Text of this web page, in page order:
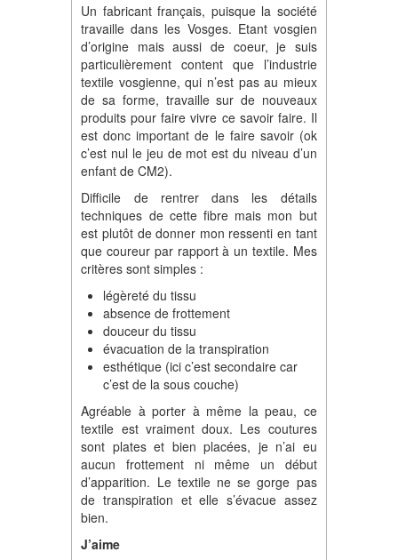
Un fabricant français, puisque la société
travaille dans les Vosges. Etant vosgien
d’origine mais aussi de coeur, je suis
particulièrement content que l’industrie
textile vosgienne, qui n’est pas au mieux
de sa forme, travaille sur de nouveaux
produits pour faire vivre ce savoir faire. Il
est donc important de le faire savoir (ok
c’est nul le jeu de mot est du niveau d’un
enfant de CM2).
Difficile de rentrer dans les détails
techniques de cette fibre mais mon but
est plutôt de donner mon ressenti en tant
que coureur par rapport à un textile. Mes
critères sont simples :
légèreté du tissu
absence de frottement
douceur du tissu
évacuation de la transpiration
esthétique (ici c’est secondaire car
c’est de la sous couche)
Agréable à porter à même la peau, ce
textile est vraiment doux. Les coutures
sont plates et bien placées, je n’ai eu
aucun frottement ni même un début
d’apparition. Le textile ne se gorge pas
de transpiration et elle s’évacue assez
bien.
J’aime